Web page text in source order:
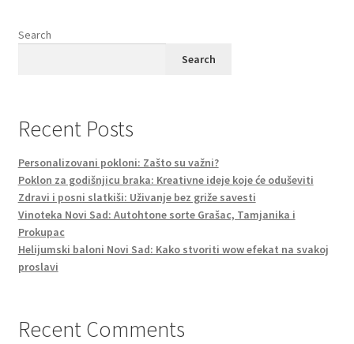
Search
Search
Recent Posts
Personalizovani pokloni: Zašto su važni?
Poklon za godišnjicu braka: Kreativne ideje koje će oduševiti
Zdravi i posni slatkiši: Uživanje bez griže savesti
Vinoteka Novi Sad: Autohtone sorte Grašac, Tamjanika i
Prokupac
Helijumski baloni Novi Sad: Kako stvoriti wow efekat na svakoj
proslavi
Recent Comments